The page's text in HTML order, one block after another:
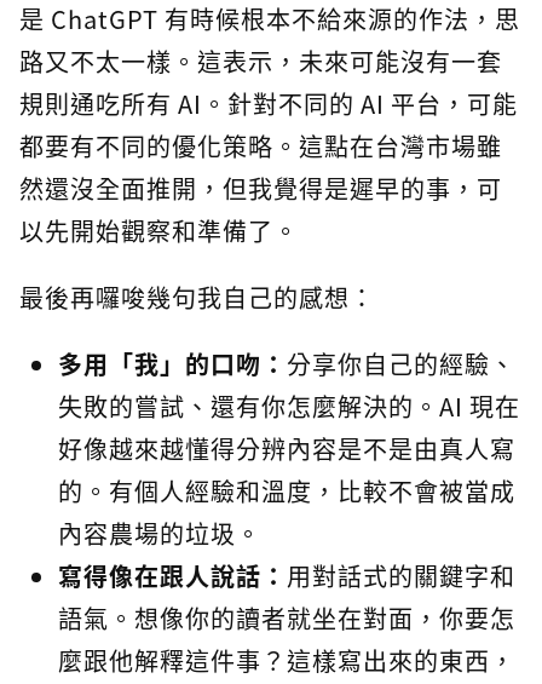
是 ChatGPT 有時候根本不給來源的作法，思
路又不太一樣。這表示，未來可能沒有一套
規則通吃所有 AI。針對不同的 AI 平台，可能
都要有不同的優化策略。這點在台灣市場雖
然還沒全面推開，但我覺得是遲早的事，可
以先開始觀察和準備了。
最後再囉唆幾句我自己的感想：
多用「我」的口吻： 分享你自己的經驗、
失敗的嘗試、還有你怎麼解決的。AI 現在
好像越來越懂得分辨內容是不是由真人寫
的。有個人經驗和溫度，比較不會被當成
內容農場的垃圾。
寫得像在跟人說話： 用對話式的關鍵字和
語氣。想像你的讀者就坐在對面，你要怎
麼跟他解釋這件事？這樣寫出來的東西，